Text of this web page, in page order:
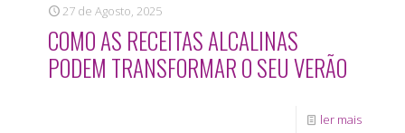
27 de Agosto, 2025
COMO AS RECEITAS ALCALINAS
PODEM TRANSFORMAR O SEU VERÃO
ler mais